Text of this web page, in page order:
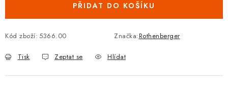
VRÁCENÍ ZBOŽÍ A REKLAMACE
MOJE OBJEDNÁVKA
ZNAČKY
PŘIDAT DO KOŠÍKU
Kód zboží: 5366.00 Značka:Rothenberger
Tisk Zeptat se Hlídat